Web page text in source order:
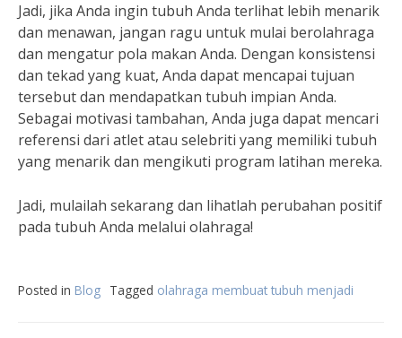
Jadi, jika Anda ingin tubuh Anda terlihat lebih menarik
dan menawan, jangan ragu untuk mulai berolahraga
dan mengatur pola makan Anda. Dengan konsistensi
dan tekad yang kuat, Anda dapat mencapai tujuan
tersebut dan mendapatkan tubuh impian Anda.
Sebagai motivasi tambahan, Anda juga dapat mencari
referensi dari atlet atau selebriti yang memiliki tubuh
yang menarik dan mengikuti program latihan mereka.
Jadi, mulailah sekarang dan lihatlah perubahan positif
pada tubuh Anda melalui olahraga!
Posted in Blog Tagged olahraga membuat tubuh menjadi